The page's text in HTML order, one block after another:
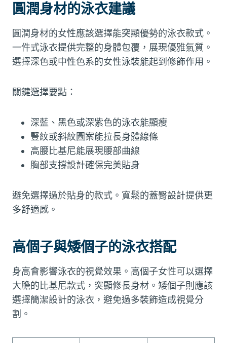
圓潤身材的泳衣建議
圓潤身材的女性應該選擇能突顯優勢的泳衣款式。
一件式泳衣提供完整的身體包覆，展現優雅氣質。
選擇深色或中性色系的女性泳裝能起到修飾作用。
關鍵選擇要點：
深藍、黑色或深紫色的泳衣能顯瘦
豎紋或斜紋圖案能拉長身體線條
高腰比基尼能展現腰部曲線
胸部支撐設計確保完美貼身
避免選擇過於貼身的款式。寬鬆的蓋臀設計提供更
多舒適感。
高個子與矮個子的泳衣搭配
身高會影響泳衣的視覺效果。高個子女性可以選擇
大膽的比基尼款式，突顯修長身材。矮個子則應該
選擇簡潔設計的泳衣，避免過多裝飾造成視覺分
割。